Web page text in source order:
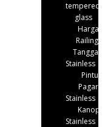
tempered
glass
Harga
Railing
Tangga
Stainless
Pintu
Pagar
Stainless
Kanopi
Stainless